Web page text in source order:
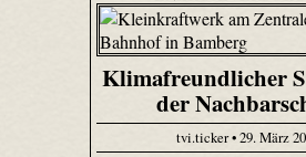
Klimafreundlicher
der
tvi.ticker • 29. März